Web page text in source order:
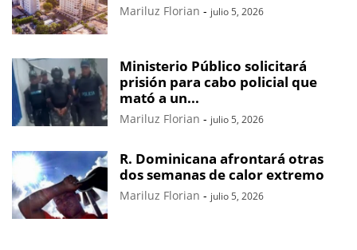
Mariluz Florian - julio 5, 2026
Ministerio Público solicitará
prisión para cabo policial que
mató a un...
Mariluz Florian - julio 5, 2026
R. Dominicana afrontará otras
dos semanas de calor extremo
Mariluz Florian - julio 5, 2026